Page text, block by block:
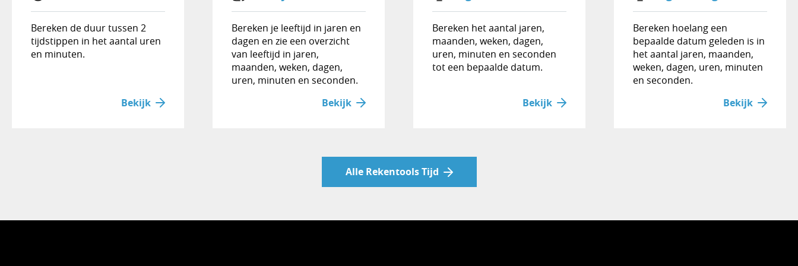
Bereken de duur tussen 2
tijdstippen in het aantal uren
en minuten.
Bekijk
Bereken je leeftijd in jaren en
dagen en zie een overzicht
van leeftijd in jaren,
maanden, weken, dagen,
uren, minuten en seconden.
Bekijk
Bereken het aantal jaren,
maanden, weken, dagen,
uren, minuten en seconden
tot een bepaalde datum.
Bekijk
Bereken hoelang een
bepaalde datum geleden is in
het aantal jaren, maanden,
weken, dagen, uren, minuten
en seconden.
Bekijk
Alle Rekentools Tijd